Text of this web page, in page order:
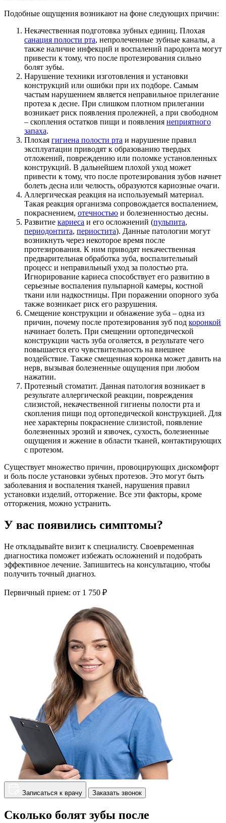
Подобные ощущения возникают на фоне следующих причин:
Некачественная подготовка зубных единиц. Плохая
санация полости рта, непролеченные зубные каналы, а
также наличие инфекций и воспалений пародонта могут
привести к тому, что после протезирования сильно
болят зубы.
Нарушение техники изготовления и установки
конструкций или ошибки при их подборе. Самым
частым нарушением является неправильное прилегание
протеза к десне. При слишком плотном прилегании
возникает риск появления пролежней, а при свободном
– скопления остатков пищи и появления неприятного
запаха.
Плохая гигиена полости рта и нарушение правил
эксплуатации приводят к образованию твердых
отложений, повреждению или поломке установленных
конструкций. В дальнейшем плохой уход может
привести к тому, что после протезирования зубов начнет
болеть десна или челюсть, образуются кариозные очаги.
Аллергическая реакция на используемый материал.
Такая реакция организма сопровождается воспалением,
покраснением, отечностью и болезненностью десны.
Развитие кариеса и его осложнений (пульпита,
периодонтита, периостита). Данные патологии могут
возникнуть через некоторое время после
протезирования. К ним приводят некачественная
предварительная обработка зуба, воспалительный
процесс и неправильный уход за полостью рта.
Игнорирование кариеса способствует его развитию в
серьезные воспаления пульпарной камеры, костной
ткани или надкостницы. При поражении опорного зуба
также возникает риск его разрушения.
Смещение конструкции и обнажение зуба – одна из
причин, почему после протезирования зуб под коронкой
начинает болеть. При смещении ортопедической
конструкции часть зуба оголяется, в результате чего
повышается его чувствительность на внешнее
воздействие. Также смещенная коронка может давить на
нерв, вызывая болезненные ощущения при любом
нажатии.
Протезный стоматит. Данная патология возникает в
результате аллергической реакции, повреждения
слизистой, некачественной гигиены полости рта и
скопления пищи под ортопедической конструкцией. Для
нее характерны покраснение слизистой, появление
болезненных эрозий и язвочек, сухость, болезненные
ощущения и жжение в области тканей, контактирующих
с протезом.
Существует множество причин, провоцирующих дискомфорт
и боль после установки зубных протезов. Это могут быть
заболевания и воспаления тканей, нарушения правил
установки изделий, отторжение. Все эти факторы, кроме
отторжения, можно устранить.
У вас появились симптомы?
Не откладывайте визит к специалисту. Своевременная
диагностика поможет избежать осложнений и подобрать
эффективное лечение. Запишитесь на консультацию, чтобы
получить точный диагноз.
Первичный прием: от 1 750 ₽
Записаться к врачу Заказать звонок
Сколько болят зубы после